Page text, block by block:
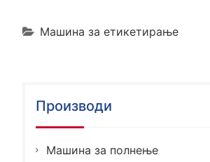
Машина за етикетирање
Производи
Машина за полнење